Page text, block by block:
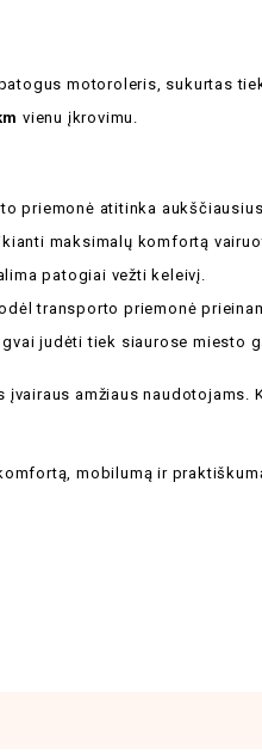
motoroleris, sukurtas
vienu įkrovimu.
priemonė atitinka
maksimalų komfortą
patogiai vežti keleivį.
transporto priemonė
judėti tiek siaurose miesto
įvairaus amžiaus
mobilumą ir